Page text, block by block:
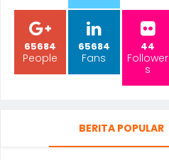
65684
People
65684
Fans
44
Follower
s
BERITA POPULAR